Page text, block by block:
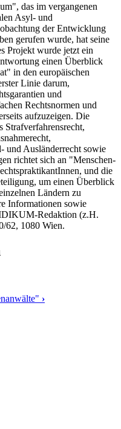
das im vergangenen
Asyl- und
der Entwicklung
gerufen wurde, hat seine
Projekt wurde jetzt ein
einen Überblick
in den europäischen
Linie darum,
und
Rechtsnormen und
aufzuzeigen. Die
Strafverfahrensrecht,
und Ausländerrecht sowie
richtet sich an "Menschen-
und die
um einen Überblick
Ländern zu
Informationen sowie
Redaktion (z.H.
62, 1080 Wien.
›